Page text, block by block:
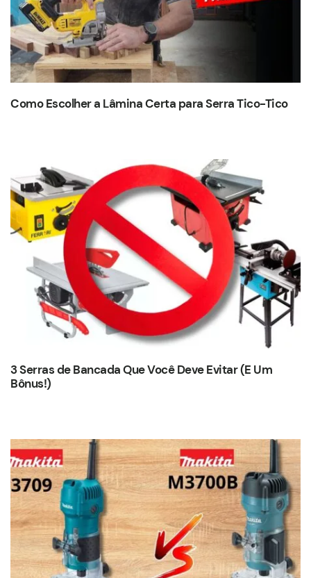
Como Escolher a Lâmina Certa para Serra Tico-Tico
3 Serras de Bancada Que Você Deve Evitar (E Um
Bônus!)